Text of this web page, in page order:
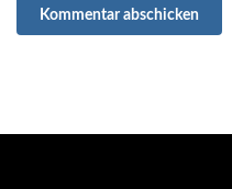
Kommentar abschicken